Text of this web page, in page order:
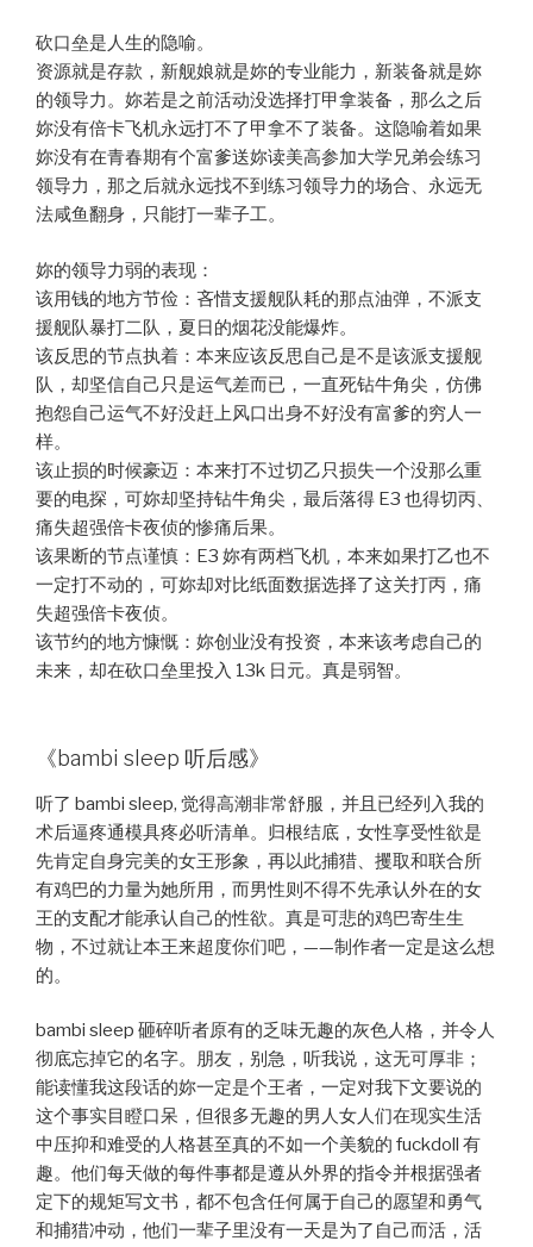
砍口垒是人生的隐喻。
资源就是存款，新舰娘就是妳的专业能力，新装备就是妳
的领导力。妳若是之前活动没选择打甲拿装备，那么之后
妳没有倍卡飞机永远打不了甲拿不了装备。这隐喻着如果
妳没有在青春期有个富爹送妳读美高参加大学兄弟会练习
领导力，那之后就永远找不到练习领导力的场合、永远无
法咸鱼翻身，只能打一辈子工。
妳的领导力弱的表现：
该用钱的地方节俭：吝惜支援舰队耗的那点油弹，不派支
援舰队暴打二队，夏日的烟花没能爆炸。
该反思的节点执着：本来应该反思自己是不是该派支援舰
队，却坚信自己只是运气差而已，一直死钻牛角尖，仿佛
抱怨自己运气不好没赶上风口出身不好没有富爹的穷人一
样。
该止损的时候豪迈：本来打不过切乙只损失一个没那么重
要的电探，可妳却坚持钻牛角尖，最后落得 E3 也得切丙、
痛失超强倍卡夜侦的惨痛后果。
该果断的节点谨慎：E3 妳有两档飞机，本来如果打乙也不
一定打不动的，可妳却对比纸面数据选择了这关打丙，痛
失超强倍卡夜侦。
该节约的地方慷慨：妳创业没有投资，本来该考虑自己的
未来，却在砍口垒里投入 13k 日元。真是弱智。
《bambi sleep 听后感》
听了 bambi sleep, 觉得高潮非常舒服，并且已经列入我的
术后逼疼通模具疼必听清单。归根结底，女性享受性欲是
先肯定自身完美的女王形象，再以此捕猎、攫取和联合所
有鸡巴的力量为她所用，而男性则不得不先承认外在的女
王的支配才能承认自己的性欲。真是可悲的鸡巴寄生生
物，不过就让本王来超度你们吧，——制作者一定是这么想
的。
bambi sleep 砸碎听者原有的乏味无趣的灰色人格，并令人
彻底忘掉它的名字。朋友，别急，听我说，这无可厚非；
能读懂我这段话的妳一定是个王者，一定对我下文要说的
这个事实目瞪口呆，但很多无趣的男人女人们在现实生活
中压抑和难受的人格甚至真的不如一个美貌的 fuckdoll 有
趣。他们每天做的每件事都是遵从外界的指令并根据强者
定下的规矩写文书，都不包含任何属于自己的愿望和勇气
和捕猎冲动，他们一辈子里没有一天是为了自己而活，活